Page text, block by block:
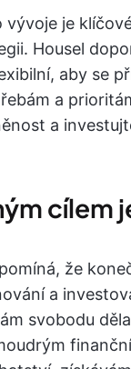
vývoje je
Housel
aby se
a
a
cílem
že
a
svobodu